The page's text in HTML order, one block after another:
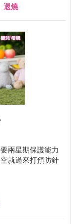
退燒
兩星期保護能力
就過來打預防針